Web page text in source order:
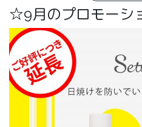
☆9月のプロモーシ